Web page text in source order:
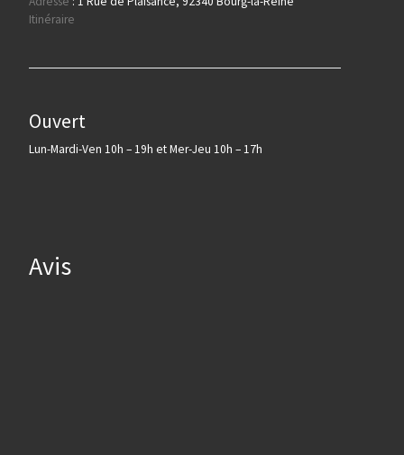
Itinéraire
Ouvert
Lun-Mardi-Ven 10h – 19h et Mer-Jeu 10h – 17h
Avis